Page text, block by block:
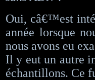
Oui, câ€™est
année lorsque
nous avons eu
Il y eut un autre
échantillons. Ce